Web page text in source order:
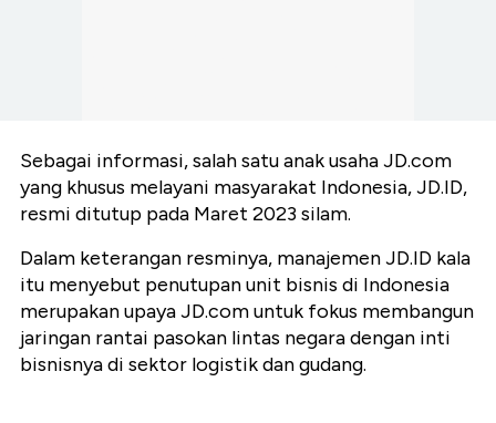
Sebagai informasi, salah satu anak usaha JD.com
yang khusus melayani masyarakat Indonesia, JD.ID,
resmi ditutup pada Maret 2023 silam.
Dalam keterangan resminya, manajemen JD.ID kala
itu menyebut penutupan unit bisnis di Indonesia
merupakan upaya JD.com untuk fokus membangun
jaringan rantai pasokan lintas negara dengan inti
bisnisnya di sektor logistik dan gudang.